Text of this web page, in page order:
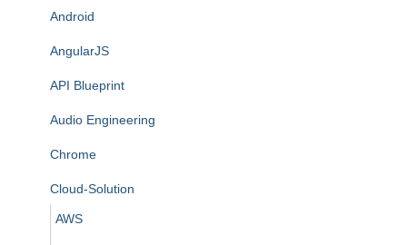
Android
AngularJS
API Blueprint
Audio Engineering
Chrome
Cloud-Solution
AWS